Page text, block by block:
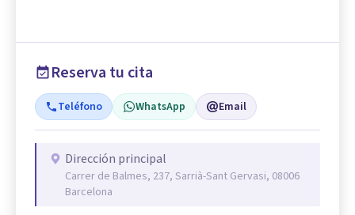
Reserva tu cita
Teléfono WhatsApp Email
Dirección principal
Carrer de Balmes, 237, Sarrià-Sant Gervasi, 08006
Barcelona